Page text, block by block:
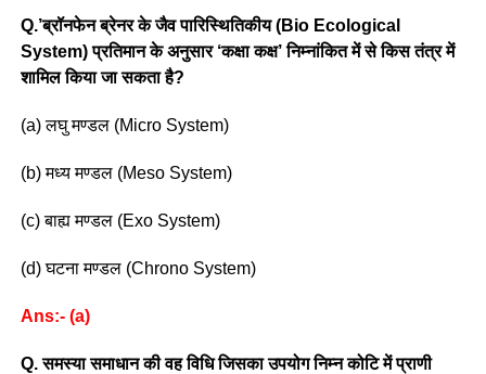
Q.’ब्रॉनफेन ब्रेनर के जैव पारिस्थितिकीय (Bio Ecological
System) प्रतिमान के अनुसार ‘कक्षा कक्ष’ निम्नांकित में से किस तंत्र में
शामिल किया जा सकता है?
(a) लघु मण्डल (Micro System)
(b) मध्य मण्डल (Meso System)
(c) बाह्य मण्डल (Exo System)
(d) घटना मण्डल (Chrono System)
Ans:- (a)
Q. समस्या समाधान की वह विधि जिसका उपयोग निम्न कोटि में प्राणी